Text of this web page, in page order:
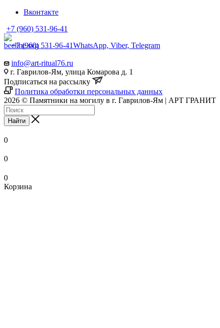
Вконтакте
+7 (960) 531-96-41
+7 (960) 531-96-41WhatsApp, Viber, Telegram
info@art-ritual76.ru
г. Гаврилов-Ям, улица Комарова д. 1
Подписаться на рассылку
Политика обработки персональных данных
2026 © Памятники на могилу в г. Гаврилов-Ям | АРТ ГРАНИТ
Найти
0
0
0
Корзина